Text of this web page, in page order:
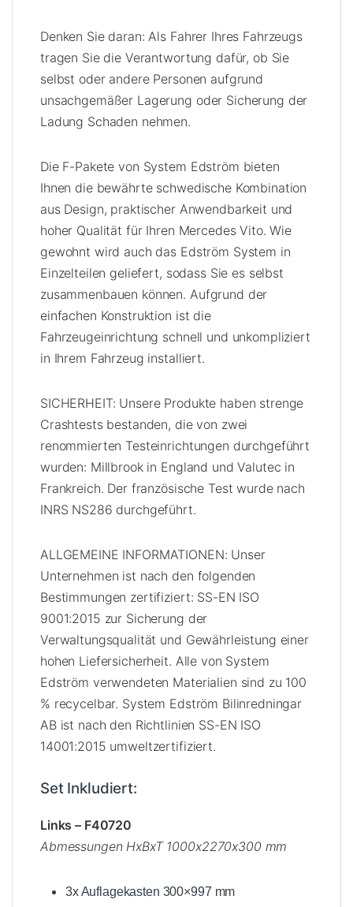
Denken Sie daran: Als Fahrer Ihres Fahrzeugs
tragen Sie die Verantwortung dafür, ob Sie
selbst oder andere Personen aufgrund
unsachgemäßer Lagerung oder Sicherung der
Ladung Schaden nehmen.
Die F-Pakete von System Edström bieten
Ihnen die bewährte schwedische Kombination
aus Design, praktischer Anwendbarkeit und
hoher Qualität für Ihren Mercedes Vito. Wie
gewohnt wird auch das Edström System in
Einzelteilen geliefert, sodass Sie es selbst
zusammenbauen können. Aufgrund der
einfachen Konstruktion ist die
Fahrzeugeinrichtung schnell und unkompliziert
in Ihrem Fahrzeug installiert.
SICHERHEIT: Unsere Produkte haben strenge
Crashtests bestanden, die von zwei
renommierten Testeinrichtungen durchgeführt
wurden: Millbrook in England und Valutec in
Frankreich. Der französische Test wurde nach
INRS NS286 durchgeführt.
ALLGEMEINE INFORMATIONEN: Unser
Unternehmen ist nach den folgenden
Bestimmungen zertifiziert: SS-EN ISO
9001:2015 zur Sicherung der
Verwaltungsqualität und Gewährleistung einer
hohen Liefersicherheit. Alle von System
Edström verwendeten Materialien sind zu 100
% recycelbar. System Edström Bilinredningar
AB ist nach den Richtlinien SS-EN ISO
14001:2015 umweltzertifiziert.
Set Inkludiert:
Links – F40720
Abmessungen HxBxT 1000x2270x300 mm
3x Auflagekasten 300×997 mm